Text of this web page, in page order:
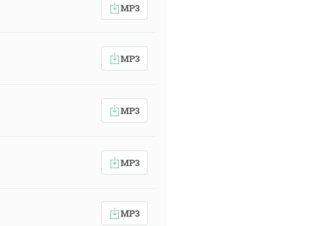
MP3
MP3
MP3
MP3
MP3